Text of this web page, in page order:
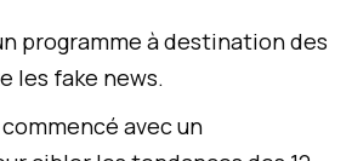
programme à destination des
les fake news.
avec un